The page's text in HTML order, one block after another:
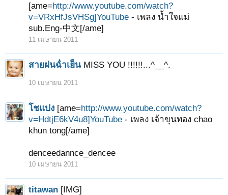
[ame=http://www.youtube.com/watch?
v=VRxHfJsVHSg]YouTube - เพลง น้ำใจแม่
sub.Eng-中文[/ame]
11 เมษายน 2011
สายฝนฉ่ำเย็น MISS YOU !!!!!!...^__^.
10 เมษายน 2011
โชแปง [ame=http://www.youtube.com/watch?
v=HdtjE6kV4u8]YouTube - เพลง เจ้าขุนทอง chao
khun tong[/ame]
denceedannce_dencee
10 เมษายน 2011
titawan [IMG]